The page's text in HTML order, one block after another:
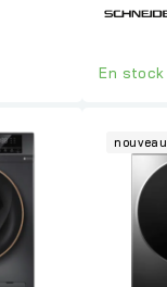
En stock
nouveau